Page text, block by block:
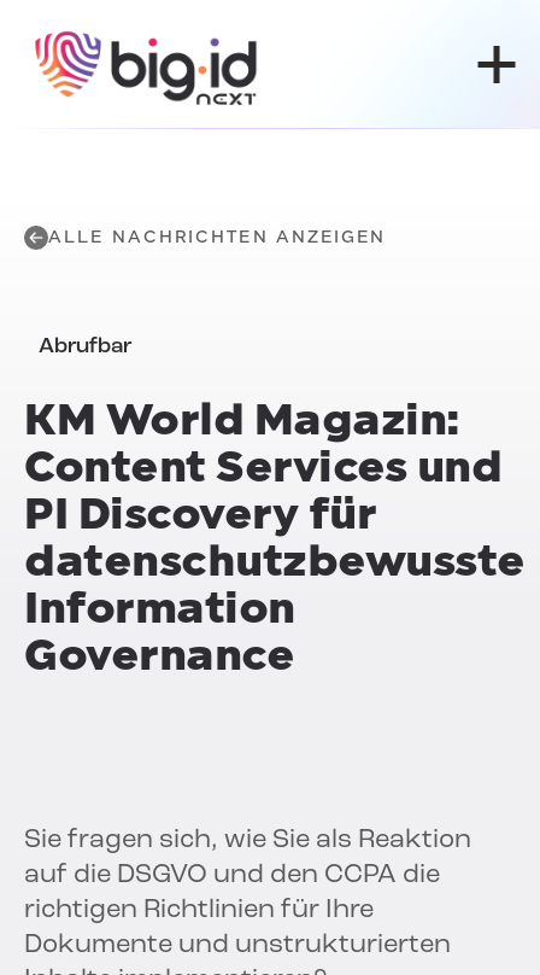
ALLE NACHRICHTEN ANZEIGEN
Abrufbar
KM World Magazin:
Content Services und
PI Discovery für
datenschutzbewusste
Information
Governance
Sie fragen sich, wie Sie als Reaktion
auf die DSGVO und den CCPA die
richtigen Richtlinien für Ihre
Dokumente und unstrukturierten